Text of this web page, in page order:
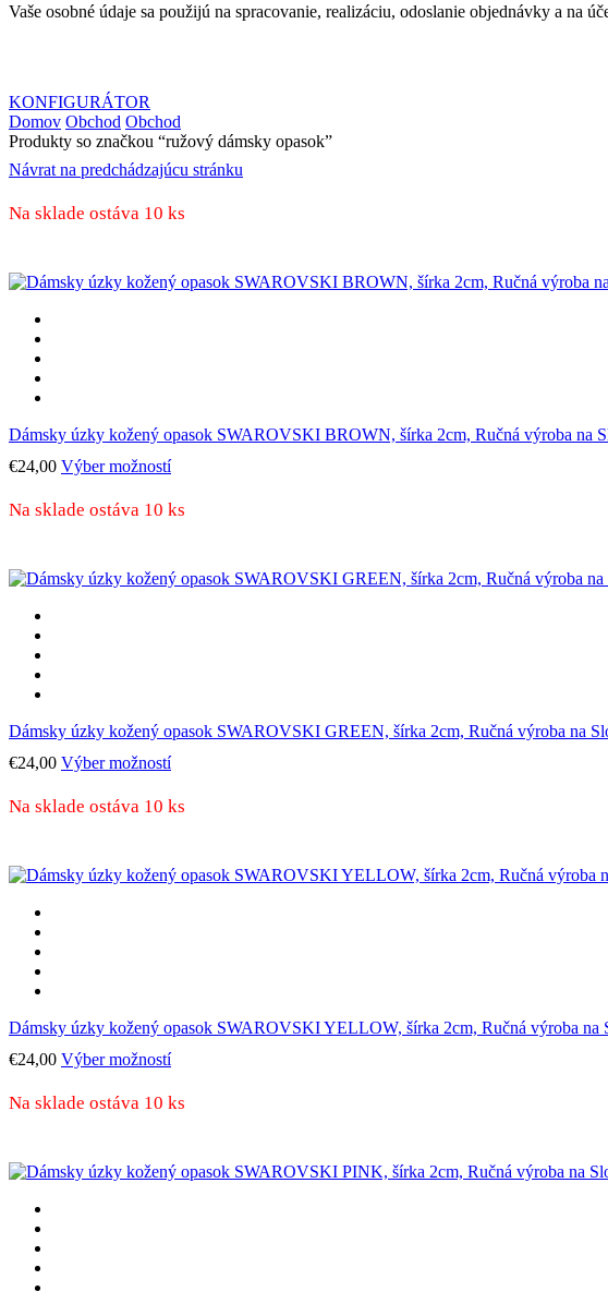
Vaše osobné údaje sa použijú na spracovanie, realizáciu, odoslanie objednávky a na
KONFIGURÁTOR
Domov Obchod Obchod
Produkty so značkou “ružový dámsky opasok”
Návrat na predchádzajúcu stránku
Na sklade ostáva 10 ks
Dámsky úzky kožený opasok SWAROVSKI BROWN, šírka 2cm, Ručná výroba na
€24,00 Výber možnostíTento
má
si
Na sklade ostáva 10 ks
Dámsky úzky kožený opasok SWAROVSKI GREEN, šírka 2cm, Ručná výroba na
€24,00 Výber možnostíTento
má
si
Na sklade ostáva 10 ks
Dámsky úzky kožený opasok SWAROVSKI YELLOW, šírka 2cm, Ručná výroba na
€24,00 Výber možnostíTento
má
si
Na sklade ostáva 10 ks